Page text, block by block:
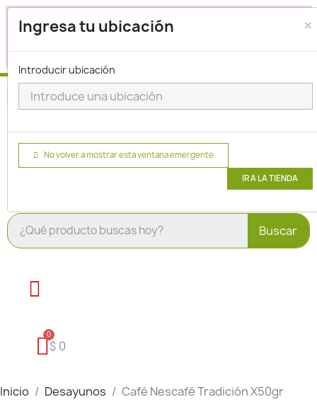
Seleccione su ubicación para que podamos verificar si
actualmente prestamos servicio en su área.
aquípara seleccionar una ubicación.
×
Ingresa tu ubicación
Introducir ubicación
No volver a mostrar esta ventana emergente
IR A LA TIENDA
Buscar
$ 0
Inicio Desayunos Café Nescafé Tradición X50gr